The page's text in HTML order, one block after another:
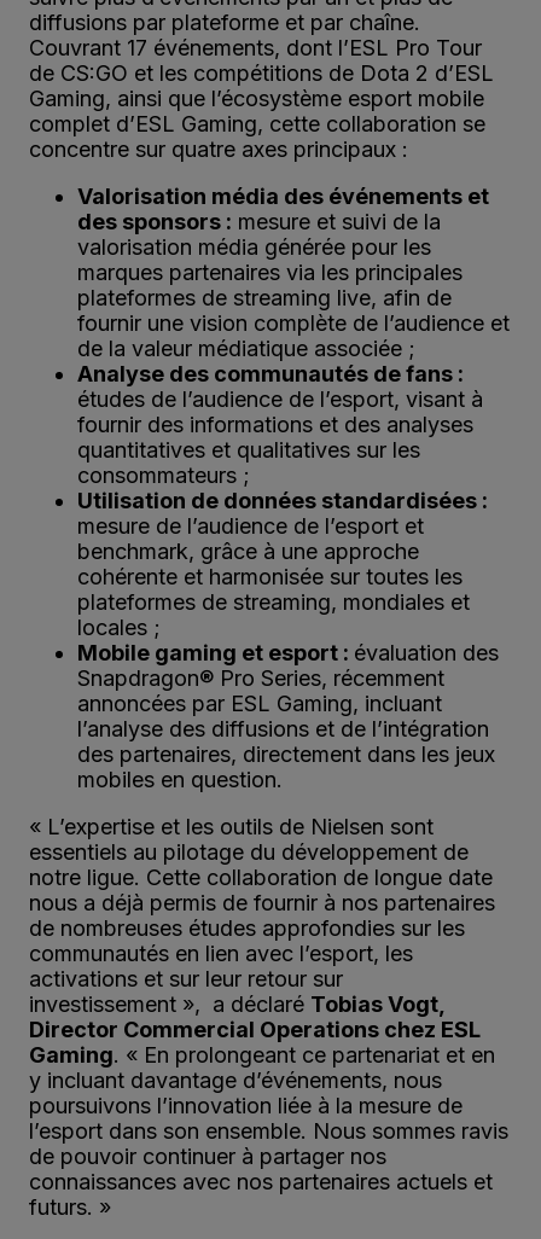
diffusions par plateforme et par chaîne.
Couvrant 17 événements, dont l’ESL Pro Tour
de CS:GO et les compétitions de Dota 2 d’ESL
Gaming, ainsi que l’écosystème esport mobile
complet d’ESL Gaming, cette collaboration se
concentre sur quatre axes principaux :
Valorisation média des événements et
des sponsors : mesure et suivi de la
valorisation média générée pour les
marques partenaires via les principales
plateformes de streaming live, afin de
fournir une vision complète de l’audience et
de la valeur médiatique associée ;
Analyse des communautés de fans :
études de l’audience de l’esport, visant à
fournir des informations et des analyses
quantitatives et qualitatives sur les
consommateurs ;
Utilisation de données standardisées :
mesure de l’audience de l’esport et
benchmark, grâce à une approche
cohérente et harmonisée sur toutes les
plateformes de streaming, mondiales et
locales ;
Mobile gaming et esport : évaluation des
Snapdragon® Pro Series, récemment
annoncées par ESL Gaming, incluant
l’analyse des diffusions et de l’intégration
des partenaires, directement dans les jeux
mobiles en question.
« L’expertise et les outils de Nielsen sont
essentiels au pilotage du développement de
notre ligue. Cette collaboration de longue date
nous a déjà permis de fournir à nos partenaires
de nombreuses études approfondies sur les
communautés en lien avec l’esport, les
activations et sur leur retour sur
investissement », a déclaré Tobias Vogt,
Director Commercial Operations chez ESL
Gaming. « En prolongeant ce partenariat et en
y incluant davantage d’événements, nous
poursuivons l’innovation liée à la mesure de
l’esport dans son ensemble. Nous sommes ravis
de pouvoir continuer à partager nos
connaissances avec nos partenaires actuels et
futurs. »